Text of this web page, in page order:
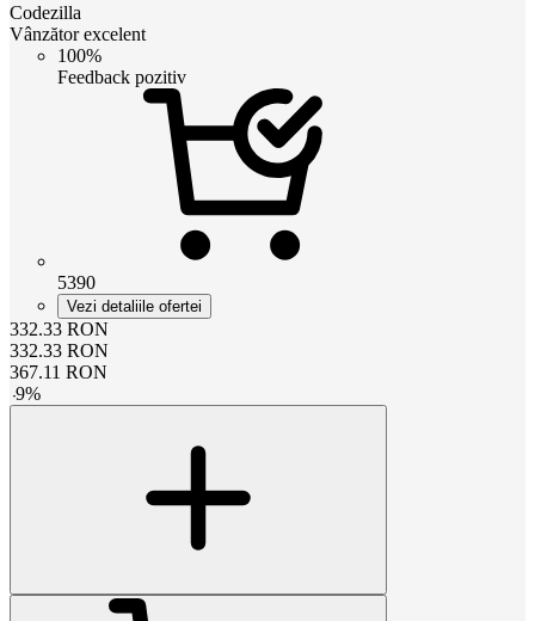
Codezilla
Vânzător excelent
100%
Feedback pozitiv
5390
Vezi detaliile ofertei
332.33 RON
332.33 RON
367.11 RON
-9%